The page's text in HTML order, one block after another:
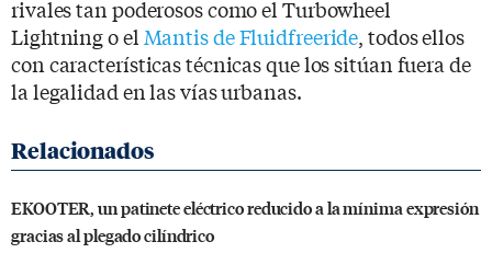
rivales tan poderosos como el Turbowheel
Lightning o el Mantis de Fluidfreeride, todos ellos
con características técnicas que los sitúan fuera de
la legalidad en las vías urbanas.
EKOOTER, un patinete eléctrico reducido a la mínima expresión
gracias al plegado cilíndrico